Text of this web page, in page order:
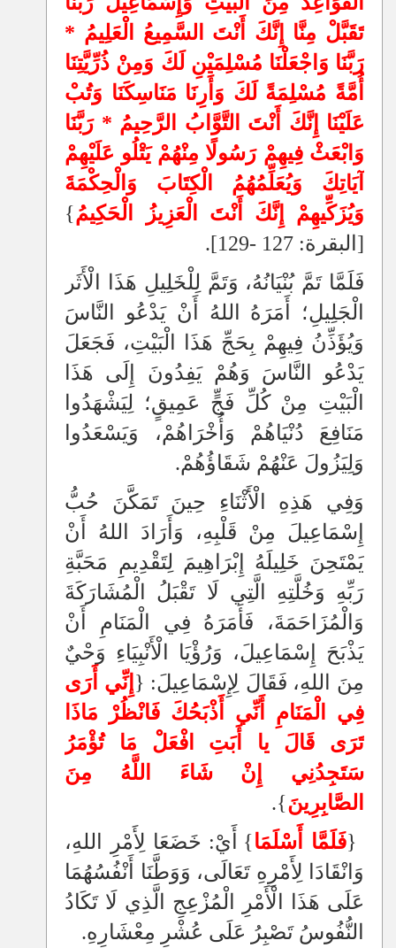
تَقَبَّلْ مِنَّا إِنَّكَ أَنْتَ السَّمِيعُ الْعَلِيمُ *
رَبَّنَا وَاجْعَلْنَا مُسْلِمَيْنِ لَكَ وَمِنْ ذُرِّيَّتِنَا
أُمَّةً مُسْلِمَةً لَكَ وَأَرِنَا مَنَاسِكَنَا وَتُبْ
عَلَيْنَا إِنَّكَ أَنْتَ التَّوَّابُ الرَّحِيمُ * رَبَّنَا
وَابْعَثْ فِيهِمْ رَسُولًا مِنْهُمْ يَتْلُو عَلَيْهِمْ
آيَاتِكَ وَيُعَلِّمُهُمُ الْكِتَابَ وَالْحِكْمَةَ
وَيُزَكِّيهِمْ إِنَّكَ أَنْتَ الْعَزِيزُ الْحَكِيمُ}
[البقرة: 127 -129].
فَلَمَّا تَمَّ بُنْيَانُهُ، وَتَمَّ لِلْخَلِيلِ هَذَا الْأَثَر
الْجَلِيلِ؛ أَمَرَهُ اللهُ أَنْ يَدْعُو النَّاسَ
وَيُؤَذِّنُ فِيهِمْ بِحَجِّ هَذَا الْبَيْتِ، فَجَعَلَ
يَدْعُو النَّاسَ وَهُمْ يَفِدُونَ إِلَى هَذَا
الْبَيْتِ مِنْ كُلِّ فَجٍّ عَمِيقٍ؛ لِيَشْهَدُوا
مَنَافِعَ دُنْيَاهُمْ وَأُخْرَاهُمْ، وَيَسْعَدُوا
وَلِيَزُولَ عَنْهُمْ شَقَاؤُهُمْ.
وَفِي هَذِهِ الْأَثْنَاءِ حِينَ تَمَكَّنَ حُبُّ
إِسْمَاعِيلَ مِنْ قَلْبِهِ، وَأَرَادَ اللهُ أَنْ
يَمْتَحِنَ خَلِيلَهُ إِبْرَاهِيمَ لِتَقْدِيمِ مَحَبَّةِ
رَبِّهِ وَخُلَّتِهِ الَّتِي لَا تَقْبَلُ الْمُشَارَكَةَ
وَالْمُزَاحَمَةَ، فَأَمَرَهُ فِي الْمَنَامِ أَنْ
يَذْبَحَ إِسْمَاعِيلَ، وَرُؤْيَا الْأَنْبِيَاءِ وَحْيٌ
مِنَ اللهِ، فَقَالَ لِإِسْمَاعِيلَ: { إِنِّي أَرَى
فِي الْمَنَامِ أَنِّي أَذْبَحُكَ فَانْظُرْ مَاذَا
تَرَى قَالَ يا أَبَتِ افْعَلْ مَا تُؤْمَرُ
سَتَجِدُنِي إِنْ شَاءَ اللَّهُ مِنَ
الصَّابِرِينَ}.
{فَلَمَّا أَسْلَمَا} أَيْ: خَضَعَا لِأَمْرِ اللهِ،
وَانْقَادَا لِأَمْرِهِ تَعَالَى، وَوَطَّنَا أَنْفُسُهُمَا
عَلَى هَذَا الْأَمْرِ الْمُزْعِجِ الَّذِي لَا تَكَادُ
النُّفُوسُ تَصْبِرُ عَلَى عُشْرِ مِعْشَارِهِ.